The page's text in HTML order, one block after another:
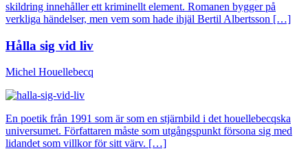
skildring innehåller ett kriminellt element. Romanen bygger på
verkliga händelser, men vem som hade ihjäl Bertil Albertsson […]
Hålla sig vid liv
Michel Houellebecq
En poetik från 1991 som är som en stjärnbild i det houellebecqska
universumet. Författaren måste som utgångspunkt försona sig med
lidandet som villkor för sitt värv. […]